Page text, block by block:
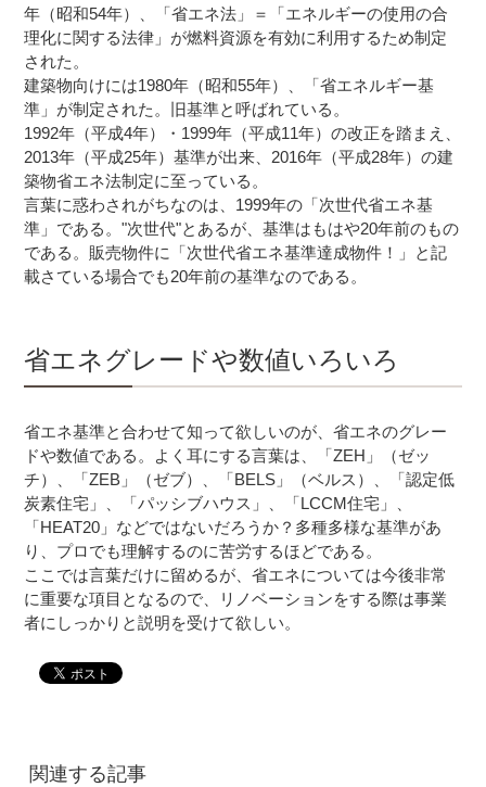
年（昭和54年）、「省エネ法」＝「エネルギーの使用の合
理化に関する法律」が燃料資源を有効に利用するため制定
された。
建築物向けには1980年（昭和55年）、「省エネルギー基
準」が制定された。旧基準と呼ばれている。
1992年（平成4年）・1999年（平成11年）の改正を踏まえ、
2013年（平成25年）基準が出来、2016年（平成28年）の建
築物省エネ法制定に至っている。
言葉に惑わされがちなのは、1999年の「次世代省エネ基
準」である。"次世代"とあるが、基準はもはや20年前のもの
である。販売物件に「次世代省エネ基準達成物件！」と記
載さている場合でも20年前の基準なのである。
省エネグレードや数値いろいろ
省エネ基準と合わせて知って欲しいのが、省エネのグレー
ドや数値である。よく耳にする言葉は、「ZEH」（ゼッ
チ）、「ZEB」（ゼブ）、「BELS」（ベルス）、「認定低
炭素住宅」、「パッシブハウス」、「LCCM住宅」、
「HEAT20」などではないだろうか？多種多様な基準があ
り、プロでも理解するのに苦労するほどである。
ここでは言葉だけに留めるが、省エネについては今後非常
に重要な項目となるので、リノベーションをする際は事業
者にしっかりと説明を受けて欲しい。
関連する記事